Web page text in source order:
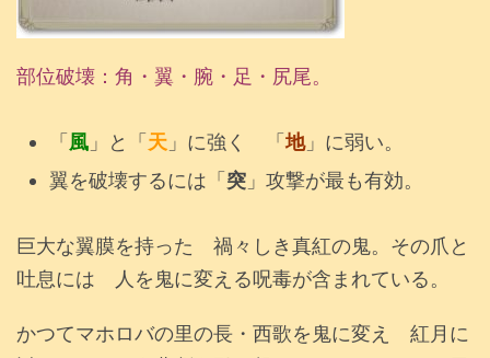
部位破壊：角・翼・腕・足・尻尾。
「風 」と「天 」に強く 「地」に弱い。
翼を破壊するには「突 」攻撃が最も有効。
巨大な翼膜を持った 禍々しき真紅の鬼。その爪と
吐息には 人を鬼に変える呪毒が含まれている。
かつてマホロバの里の長・西歌を鬼に変え 紅月に